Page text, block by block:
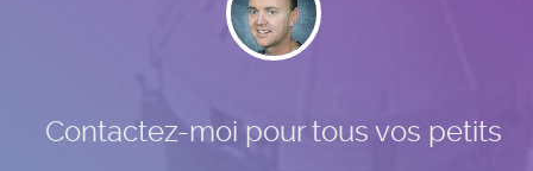
Contactez-moi pour tous vos petits